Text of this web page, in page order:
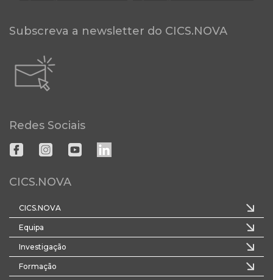
Subscreva a newsletter do CICS.NOVA
Redes Sociais
CICS.NOVA
CICS.NOVA
Equipa
Investigação
Formação